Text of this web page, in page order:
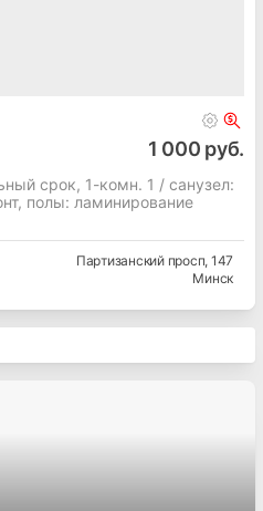
1 000 руб.
срок, 1-комн. 1 / cанузел:
полы: ламинирование
Партизанский просп, 147
Минск